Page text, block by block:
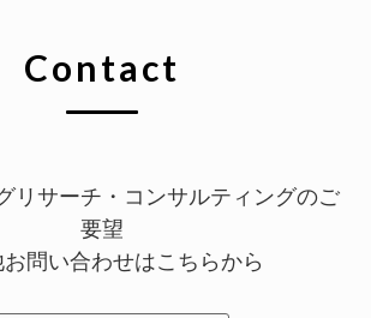
Contact
リサーチ・コンサルティングのご
要望
問い合わせはこちらから